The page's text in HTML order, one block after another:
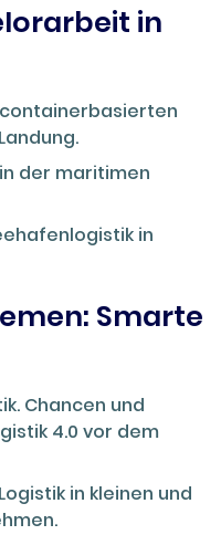
in
der maritimen
in
Smarte
Chancen und
4.0 vor dem
in kleinen und